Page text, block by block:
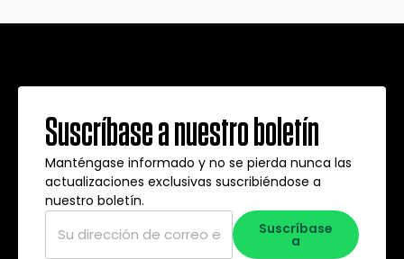
Suscríbase a nuestro boletín
Manténgase informado y no se pierda nunca las
actualizaciones exclusivas suscribiéndose a
nuestro boletín.
Correo
electrónico
Suscríbase
a